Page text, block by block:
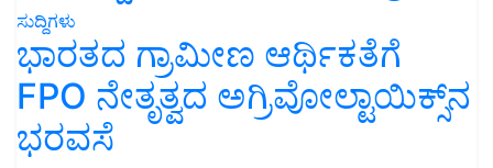
ಸುದ್ದಿಗಳು
ಭಾರತದ ಗ್ರಾಮೀಣ ಆರ್ಥಿಕತೆಗೆ
FPO ನೇತೃತ್ವದ ಅಗ್ರಿವೋಲ್ಟಾಯಿಕ್ಸ್‌ನ
ಭರವಸೆ